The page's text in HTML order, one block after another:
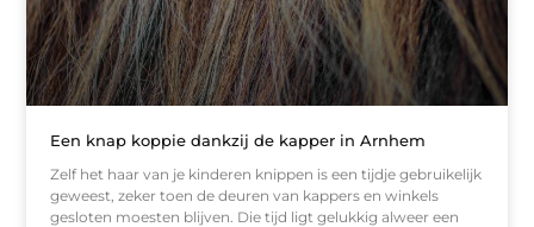
Een knap koppie dankzij de kapper in Arnhem
Zelf het haar van je kinderen knippen is een tijdje gebruikelijk
geweest, zeker toen de deuren van kappers en winkels
gesloten moesten blijven. Die tijd ligt gelukkig alweer een